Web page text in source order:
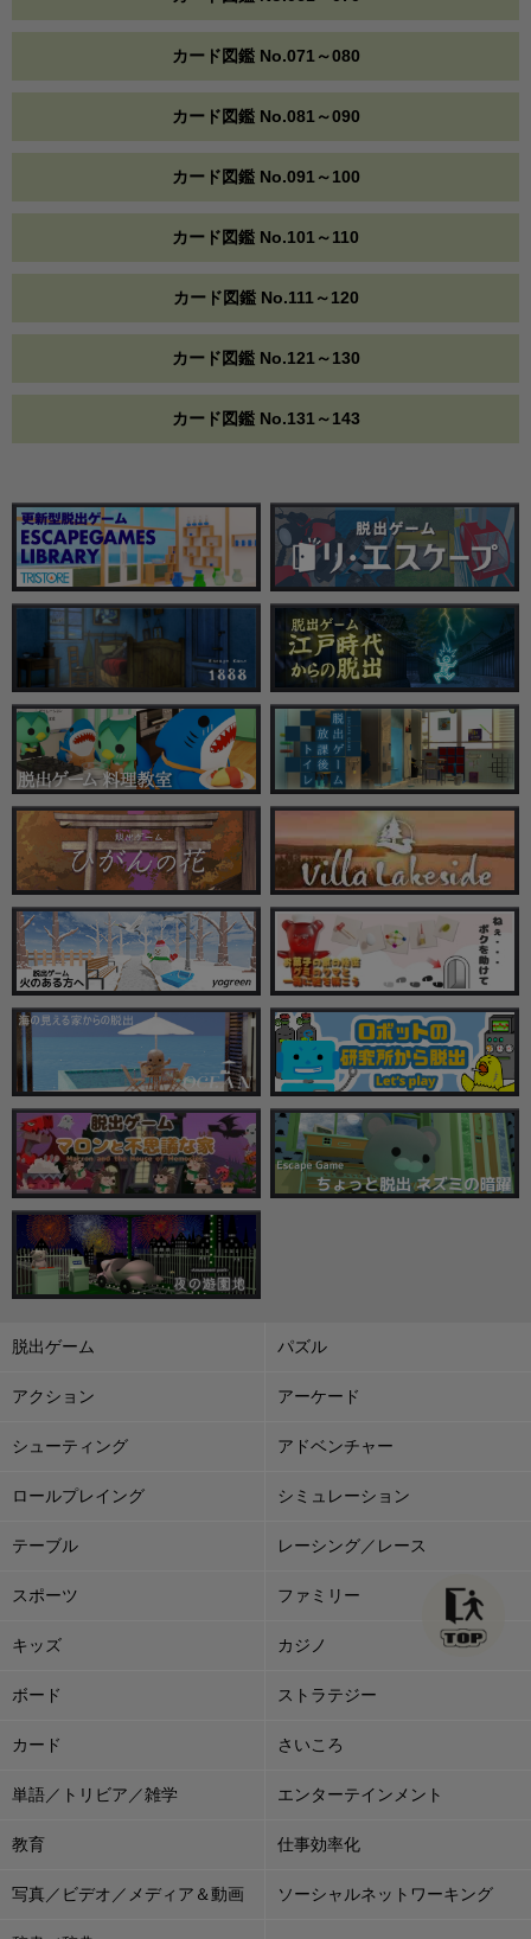
カード図鑑 No.071～080
カード図鑑 No.081～090
カード図鑑 No.091～100
カード図鑑 No.101～110
カード図鑑 No.111～120
カード図鑑 No.121～130
カード図鑑 No.131～143
脱出ゲーム パズル
アクション アーケード
シューティング アドベンチャー
ロールプレイング シミュレーション
テーブル レーシング／レース
スポーツ ファミリー
キッズ カジノ
ボード ストラテジー
カード さいころ
単語／トリビア／雑学 エンターテインメント
教育 仕事効率化
写真／ビデオ／メディア＆動画 ソーシャルネットワーキング